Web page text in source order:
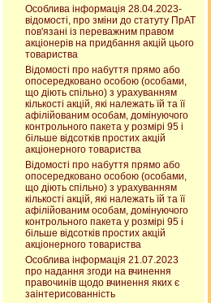
Особлива інформація 28.04.2023-
відомості, про зміни до статуту ПрАТ
пов'язані із переважним правом
акціонерів на придбання акцій цього
товариства
Відомості про набуття прямо або
опосередковано особою (особами,
що діють спільно) з урахуванням
кількості акцій, які належать їй та її
афілійованим особам, домінуючого
контрольного пакета у розмірі 95 і
більше відсотків простих акцій
акціонерного товариства
Відомості про набуття прямо або
опосередковано особою (особами,
що діють спільно) з урахуванням
кількості акцій, які належать їй та її
афілійованим особам, домінуючого
контрольного пакета у розмірі 95 і
більше відсотків простих акцій
акціонерного товариства
Особлива інформація 21.07.2023
про надання згоди на вчинення
правочинів щодо вчинення яких є
заінтерисованність